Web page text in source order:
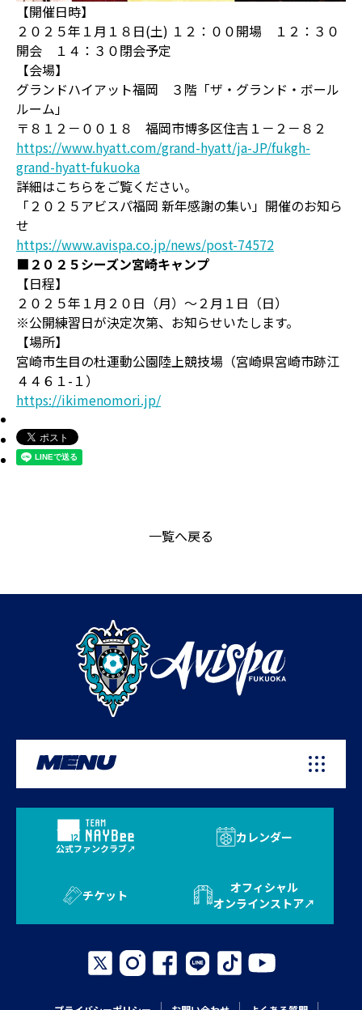
【開催日時】
２０２５年１月１８日(土) １２：００開場 １２：３０
開会 １４：３０閉会予定
【会場】
グランドハイアット福岡 ３階「ザ・グランド・ボール
ルーム」
〒８１２－００１８ 福岡市博多区住吉１－２－８２
https://www.hyatt.com/grand-hyatt/ja-JP/fukgh-
grand-hyatt-fukuoka
詳細はこちらをご覧ください。
「２０２５アビスパ福岡 新年感謝の集い」開催のお知ら
せ
https://www.avispa.co.jp/news/post-74572
■２０２５シーズン宮崎キャンプ
【日程】
２０２５年１月２０日（月）～２月１日（日）
※公開練習日が決定次第、お知らせいたします。
【場所】
宮崎市生目の杜運動公園陸上競技場（宮崎県宮崎市跡江
４４６１-１）
https://ikimenomori.jp/
一覧へ戻る
MENU
公式ファンクラブ
カレンダー
チケット
オフィシャル
オンラインストア